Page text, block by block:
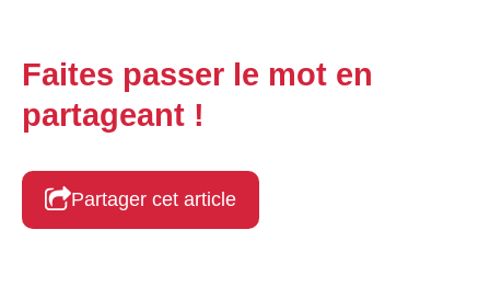
Faites passer le mot en
partageant !
Partager cet article